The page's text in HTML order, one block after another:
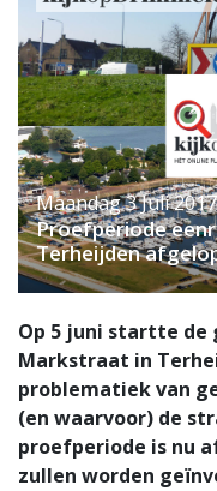
Maandag 3 Juli 2017
Proefperiode
Terheijden
Op 5 juni startte de
Markstraat in
problematiek van
(en waarvoor) de
proefperiode is nu
zullen worden